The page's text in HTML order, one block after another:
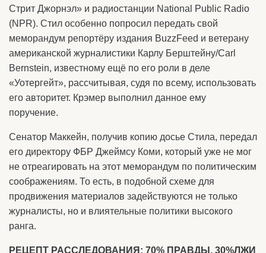
Стрит Джорнэл» и радиостанции National Public Radio
(NPR). Стил особенно попросил передать свой
меморандум репортёру издания BuzzFeed и ветерану
американской журналистики Карлу Берштейну/Carl
Bernstein, известному ещё по его роли в деле
«Уотергейт», рассчитывая, судя по всему, использовать
его авторитет. Крэмер выполнил данное ему
поручение.
Сенатор Маккейн, получив копию досье Стила, передал
его директору ФБР Джеймсу Коми, который уже не мог
не отреагировать на этот меморандум по политическим
соображениям. То есть, в подобной схеме для
продвижения материалов задействуются не только
журналисты, но и влиятельные политики высокого
ранга.
РЕЦЕПТ РАССЛЕДОВАНИЯ: 70% ПРАВДЫ, 30%ЛЖИ